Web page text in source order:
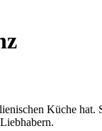
Küche